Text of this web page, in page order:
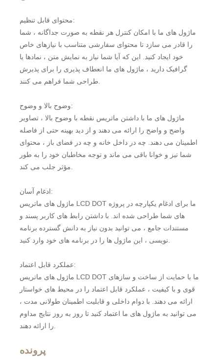
محتوای قابل تنظیم:
ماژول های ما با امکان کنترل هر نقطه به صورت جداگانه ، شما
را قادر می سازد تا محتوای سفارشی متناسب با نیازهای خاص
خود ایجاد کنید. این که آیا شما نیاز به نمایش متن ، نمادها یا
گرافیک دارید ، ماژول های ما انعطاف پذیری را برای پذیرش
طراحی شما فراهم می کنند.
وضوح بالا و وضوح:
ماژول های ما با داشتن ماتریس نقطه با وضوح بالا ، تصاویر
واضح و واضح را ارائه می دهند و از دید بهینه حتی از فاصله
اطمینان می دهند. چه در داخل خانه و چه در فضای باز ، محتوای
شما تیز و خوانا باقی می ماند و توجه مخاطبان خود را به طور
مؤثر جلب می کند.
ادغام آسان:
ماژول های ماتریس LCD DOT ما برای ادغام یکپارچه در پروژه
های شما طراحی شده اند. با داشتن رابط های کاربر پسند و
مستندات جامع ، می توانید بدون نیاز به دانش گسترده برنامه
نویسی ، این ماژول ها را در برنامه های خود وارد کنید.
عملکرد قابل اعتماد:
ماژول های ماتریس LCD DOT ما با حمایت از ساخت و سازهای
قوی و با کیفیت ، عملکرد قابل اعتماد را در محیط های خواستار
ارائه می دهند. با دوام داخلی و قابلیت اطمینان طولانی مدت ،
می توانید به ماژول های ما اعتماد کنید تا روز به روز نتایج مداوم
را ارائه دهند.
پرونده